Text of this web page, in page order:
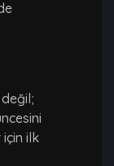
için ilk